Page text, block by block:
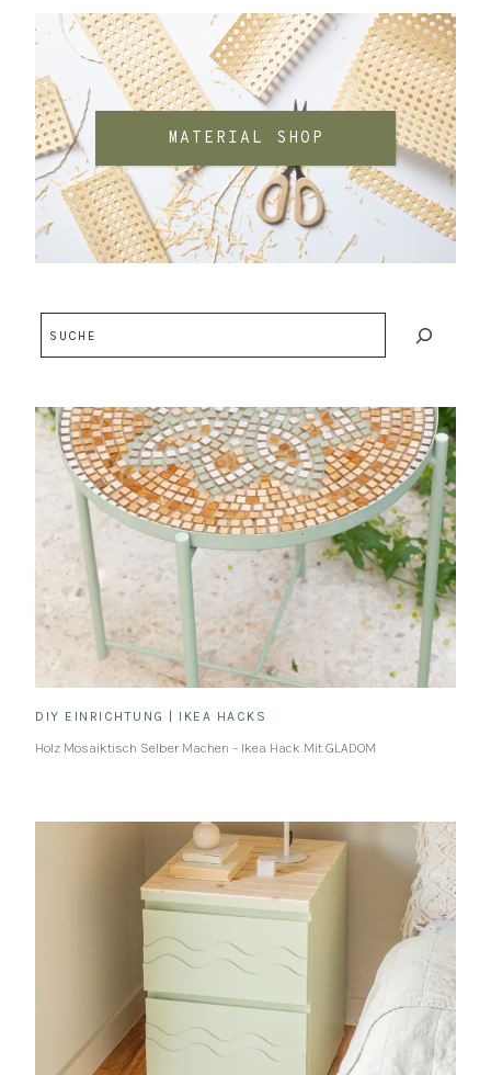
MATERIAL SHOP
DIY EINRICHTUNG IKEA HACKS
Holz Mosaiktisch Selber Machen – Ikea Hack Mit GLADOM